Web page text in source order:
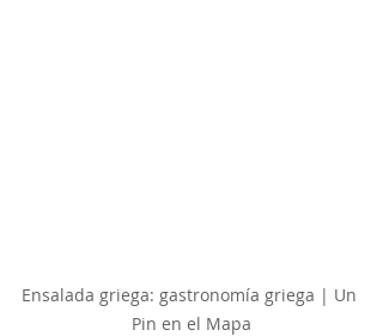
Ensalada griega: gastronomía griega | Un
Pin en el Mapa